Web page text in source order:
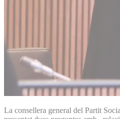
La consellera general del Partit